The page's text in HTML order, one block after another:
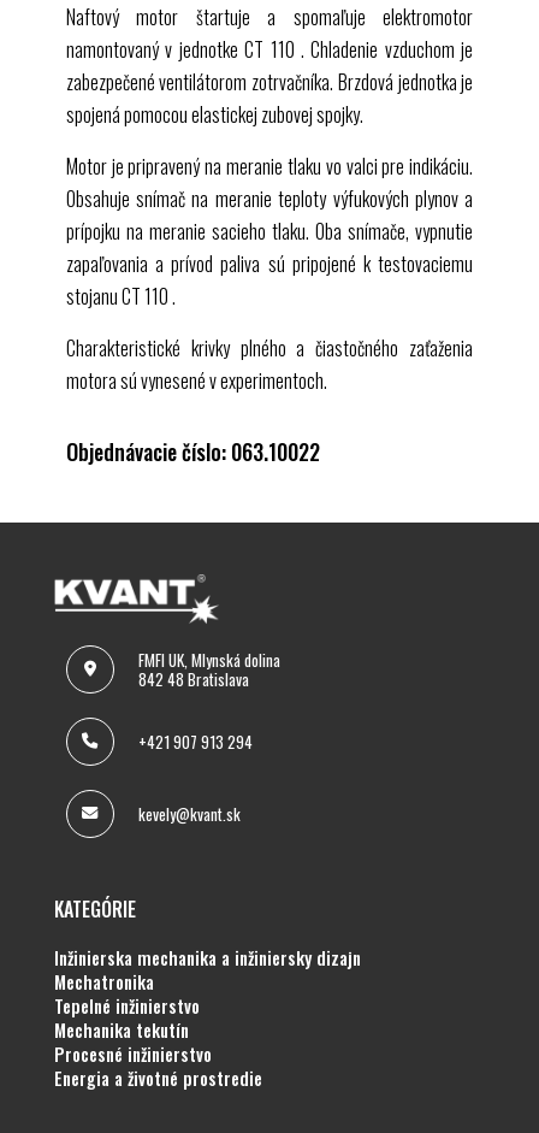
Naftový motor štartuje a spomaľuje elektromotor
namontovaný v jednotkeCT 110 . Chladenie vzduchom je
zabezpečené ventilátorom zotrvačníka. Brzdová jednotka je
spojená pomocou elastickej zubovej spojky.
Motor je pripravený na meranie tlaku vo valci pre indikáciu.
Obsahuje snímač na meranie teploty výfukových plynov a
prípojku na meranie sacieho tlaku. Oba snímače, vypnutie
zapaľovania a prívod paliva sú pripojené k testovaciemu
stojanuCT 110.
Charakteristické krivky plného a čiastočného zaťaženia
motora sú vynesené v experimentoch.
Objednávacie číslo: 063.10022
FMFI UK, Mlynská dolina
842 48 Bratislava
+421 907 913 294
kevely@kvant.sk
KATEGÓRIE
inžinierska mechanika a inžiniersky dizajn
mechatronika
tepelné inžinierstvo
mechanika tekutín
procesné inžinierstvo
energia a životné prostredie